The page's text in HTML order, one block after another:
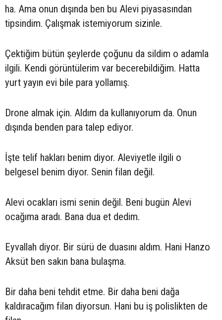
ha. Ama onun dışında ben bu Alevi piyasasından
tipsindim. Çalışmak istemiyorum sizinle.
Çektiğim bütün şeylerde çoğunu da sildim o adamla
ilgili. Kendi görüntülerim var becerebildiğim. Hatta
yurt yayın evi bile para yollamış.
Drone almak için. Aldım da kullanıyorum da. Onun
dışında benden para talep ediyor.
İşte telif hakları benim diyor. Aleviyetle ilgili o
belgesel benim diyor. Senin filan değil.
Alevi ocakları ismi senin değil. Beni bugün Alevi
ocağıma aradı. Bana dua et dedim.
Eyvallah diyor. Bir sürü de duasını aldım. Hani Hanzo
Aksüt ben sakın bana bulaşma.
Bir daha beni tehdit etme. Bir daha beni dağa
kaldıracağım filan diyorsun. Hani bu iş polislikten de